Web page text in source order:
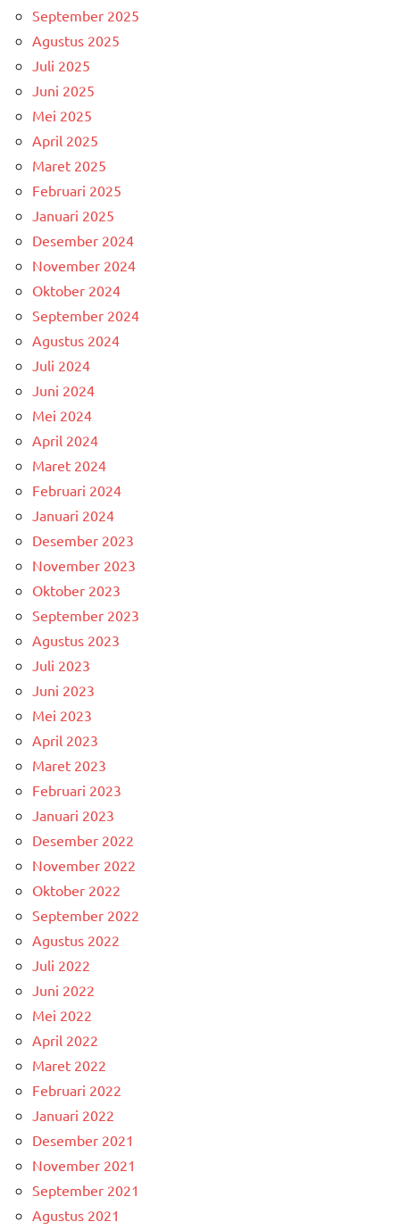
September 2025
Agustus 2025
Juli 2025
Juni 2025
Mei 2025
April 2025
Maret 2025
Februari 2025
Januari 2025
Desember 2024
November 2024
Oktober 2024
September 2024
Agustus 2024
Juli 2024
Juni 2024
Mei 2024
April 2024
Maret 2024
Februari 2024
Januari 2024
Desember 2023
November 2023
Oktober 2023
September 2023
Agustus 2023
Juli 2023
Juni 2023
Mei 2023
April 2023
Maret 2023
Februari 2023
Januari 2023
Desember 2022
November 2022
Oktober 2022
September 2022
Agustus 2022
Juli 2022
Juni 2022
Mei 2022
April 2022
Maret 2022
Februari 2022
Januari 2022
Desember 2021
November 2021
September 2021
Agustus 2021